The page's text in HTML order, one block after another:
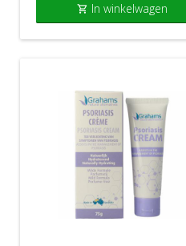
shopping_cart In winkelwagen